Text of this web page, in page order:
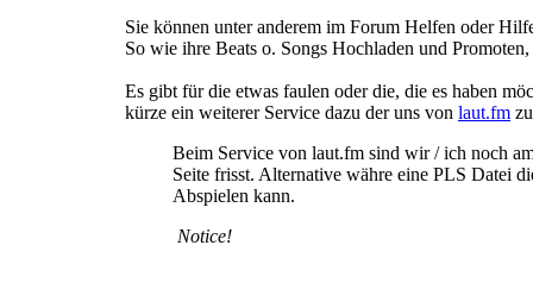
Sie können unter anderem im Forum Helfen oder
So wie ihre Beats o. Songs Hochladen und
Es gibt für die etwas faulen oder die, die es haben
kürze ein weiterer Service dazu der uns von laut.fm
Beim Service von laut.fm sind wir / ich noch
Seite frisst. Alternative währe eine PLS Datei
Abspielen kann.
Notice!